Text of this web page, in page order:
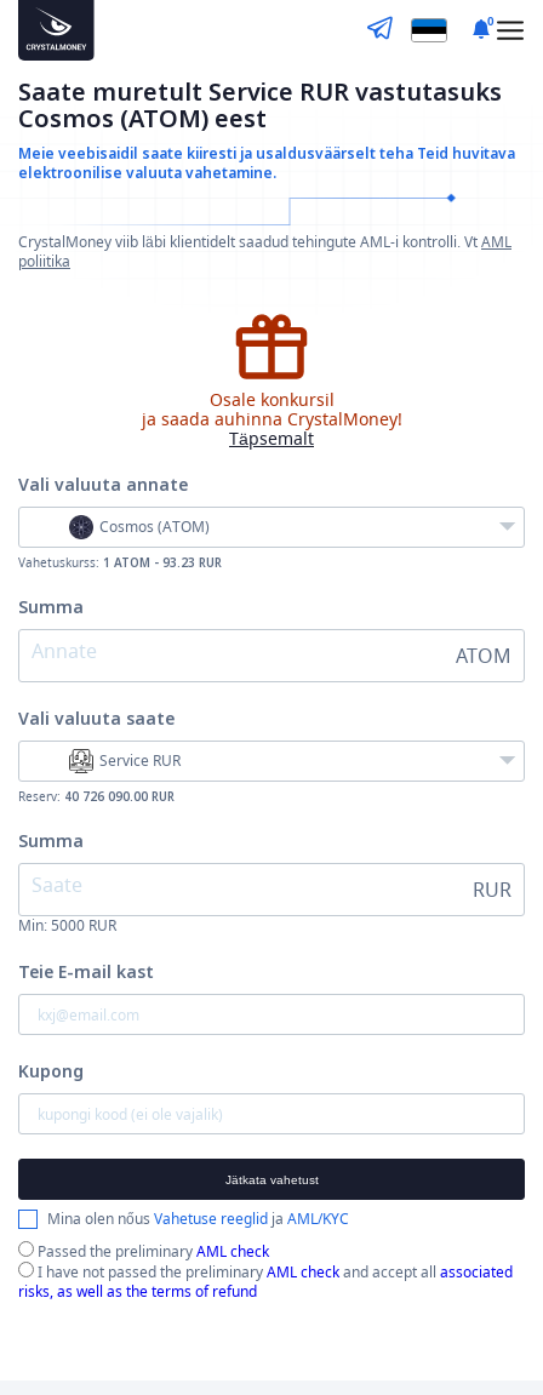
0
Saate muretult Service RUR vastutasuks
Cosmos (ATOM) eest
Meie veebisaidil saate kiiresti ja usaldusväärselt teha Teid huvitava
elektroonilise valuuta vahetamine.
CrystalMoney viib läbi klientidelt saadud tehingute AML-i kontrolli. VtAML
poliitika
Osale konkursil
ja saada auhinna CrystalMoney!
Täpsemalt
Vali valuuta annate
Cosmos (ATOM)
Vahetuskurss: 1 ATOM - 93.23 RUR
Summa
ATOM
Vali valuuta saate
Service RUR
Reserv: 40 726 090.00 RUR
Summa
RUR
Min: 5000 RUR
Teie E-mail kast
Kupong
Jätkata vahetust
Mina olen nőus Vahetuse reeglid ja AML/KYC
Passed the preliminaryAML check
I have not passed the preliminaryAML checkand accept all associated
risks, as well as the terms of refund